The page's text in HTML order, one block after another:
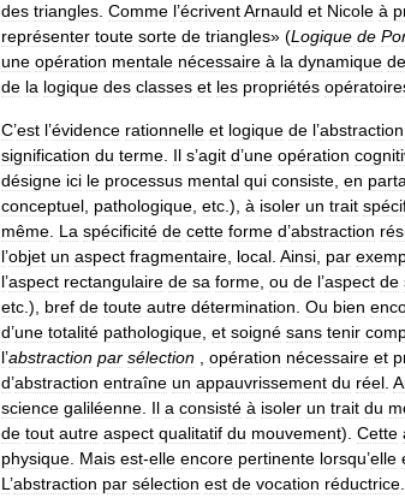
des triangles Comme l’écriventArnauld et Nicole à
représenter toute sorte de triangles» (Logique de
une opération mentale nécessaire à la dynamique de
de la logique des classes et les propriétés
C’est l’évidence rationnelle et logique de l’abstraction
signification du terme Il s’agit d’une opération
désigne ici le processus mental qui consiste en
conceptuel pathologique etc .), à isoler un trait
même La spécificité de cette forme d’abstraction
l’objet un aspect fragmentaire local Ainsi par
l’aspect rectangulaire de sa forme ou de l’aspect de
etc .), bref de toute autre détermination Ou bien
d’une totalité pathologique et soigné sans tenir
l’abstraction par sélection opération nécessaire et
d’abstraction entraîne un appauvrissement du réel
science galiléenne Il a consisté à isoler un trait du
de tout autre aspect qualitatif du mouvement). Cette
physique Mais est-elle encore pertinente lorsqu’elle
L ’abstraction par sélection est de vocation réductrice